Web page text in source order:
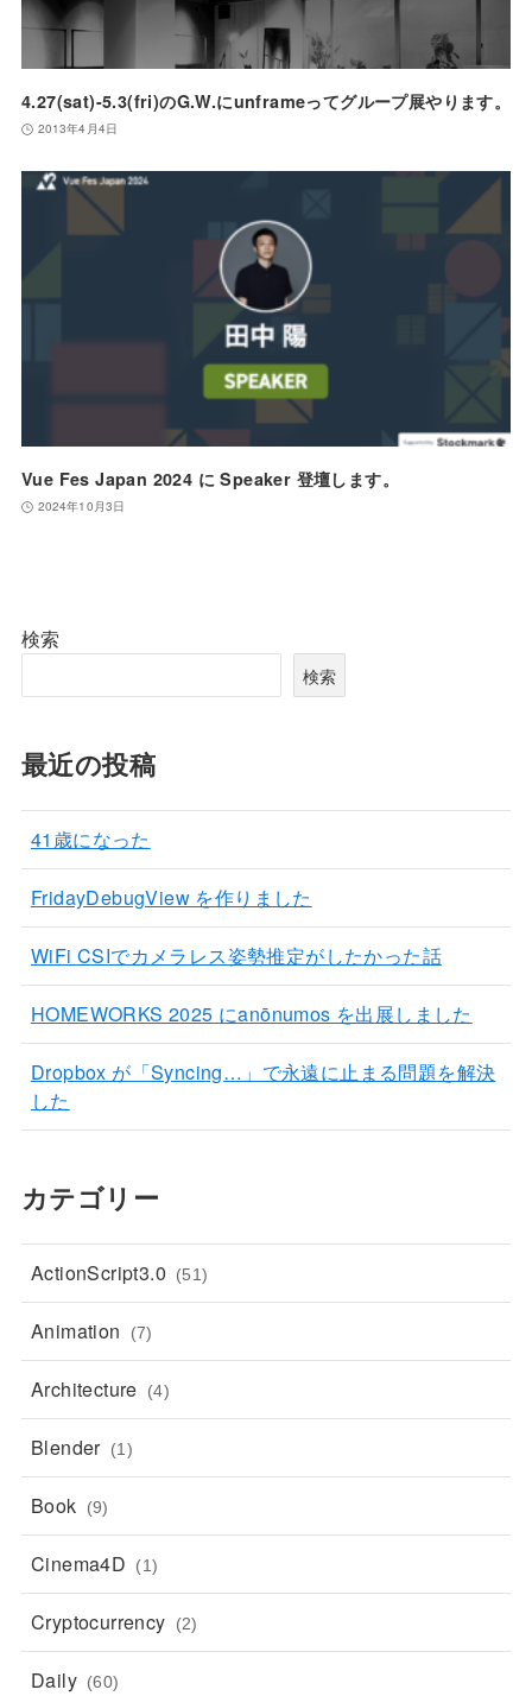
4.27(sat)-5.3(fri)のG.W.にunframeってグループ展やります。
2013年4月4日
Vue Fes Japan 2024 に Speaker 登壇します。
2024年10月3日
検索
検索
最近の投稿
41歳になった
FridayDebugView を作りました
WiFi CSIでカメラレス姿勢推定がしたかった話
HOMEWORKS 2025 にanōnumos を出展しました
Dropbox が「Syncing…」で永遠に止まる問題を解決
した
カテゴリー
ActionScript3.0 (51)
Animation (7)
Architecture (4)
Blender (1)
Book (9)
Cinema4D (1)
Cryptocurrency (2)
Daily (60)